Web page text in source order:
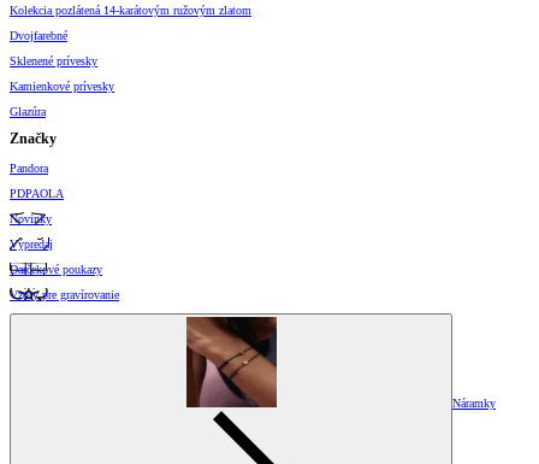
Kolekcia pozlátená 14-karátovým ružovým zlatom
Dvojfarebné
Sklenené prívesky
Kamienkové prívesky
Glazúra
Značky
Pandora
PDPAOLA
Novinky
Výpredaj
Darčekové poukazy
Vzory pre gravírovanie
Náramky